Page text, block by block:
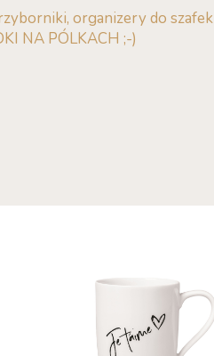
organizery do szafek
NA PÓLKACH ;-)